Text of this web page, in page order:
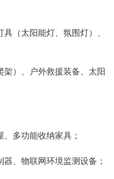
（太阳能灯、氛围灯）、
架）、户外救援装备、太阳
多功能收纳家具；
、物联网环境监测设备；